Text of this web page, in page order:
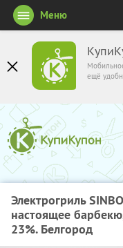
ещё
Меню
Электрогриль
настоящее
23%. Белгород